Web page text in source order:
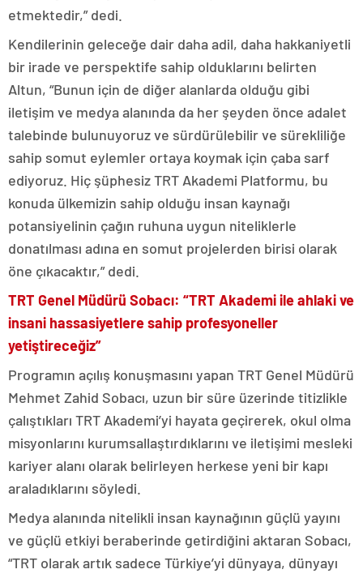
etmektedir,” dedi.
Kendilerinin geleceğe dair daha adil, daha hakkaniyetli
bir irade ve perspektife sahip olduklarını belirten
Altun, “Bunun için de diğer alanlarda olduğu gibi
iletişim ve medya alanında da her şeyden önce adalet
talebinde bulunuyoruz ve sürdürülebilir ve sürekliliğe
sahip somut eylemler ortaya koymak için çaba sarf
ediyoruz. Hiç şüphesiz TRT Akademi Platformu, bu
konuda ülkemizin sahip olduğu insan kaynağı
potansiyelinin çağın ruhuna uygun niteliklerle
donatılması adına en somut projelerden birisi olarak
öne çıkacaktır,” dedi.
TRT Genel Müdürü Sobacı: “TRT Akademi ile ahlaki ve
insani hassasiyetlere sahip profesyoneller
yetiştireceğiz”
Programın açılış konuşmasını yapan TRT Genel Müdürü
Mehmet Zahid Sobacı, uzun bir süre üzerinde titizlikle
çalıştıkları TRT Akademi’yi hayata geçirerek, okul olma
misyonlarını kurumsallaştırdıklarını ve iletişimi mesleki
kariyer alanı olarak belirleyen herkese yeni bir kapı
araladıklarını söyledi.
Medya alanında nitelikli insan kaynağının güçlü yayını
ve güçlü etkiyi beraberinde getirdiğini aktaran Sobacı,
“TRT olarak artık sadece Türkiye’yi dünyaya, dünyayı